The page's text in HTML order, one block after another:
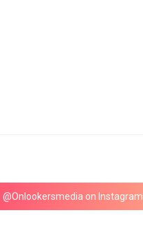
@Onlookersmedia on Instagram
Follow on Instagram